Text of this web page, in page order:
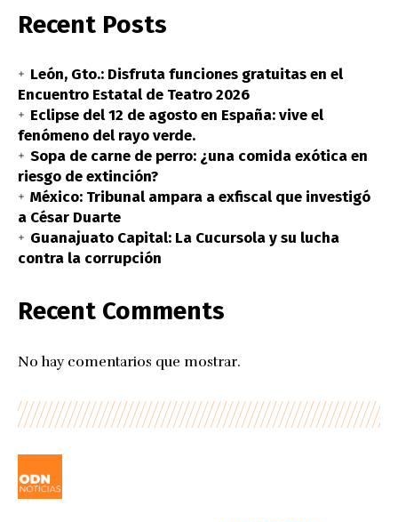
Recent Posts
León, Gto.: Disfruta funciones gratuitas en el
Encuentro Estatal de Teatro 2026
Eclipse del 12 de agosto en España: vive el
fenómeno del rayo verde.
Sopa de carne de perro: ¿una comida exótica en
riesgo de extinción?
México: Tribunal ampara a exfiscal que investigó
a César Duarte
Guanajuato Capital: La Cucursola y su lucha
contra la corrupción
Recent Comments
No hay comentarios que mostrar.